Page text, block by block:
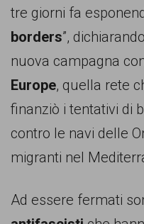
tre giorni fa
borders”,
nuova campagna
Europe, quella rete
finanziò i tentativi di
contro le navi delle
migranti nel
Ad essere fermati